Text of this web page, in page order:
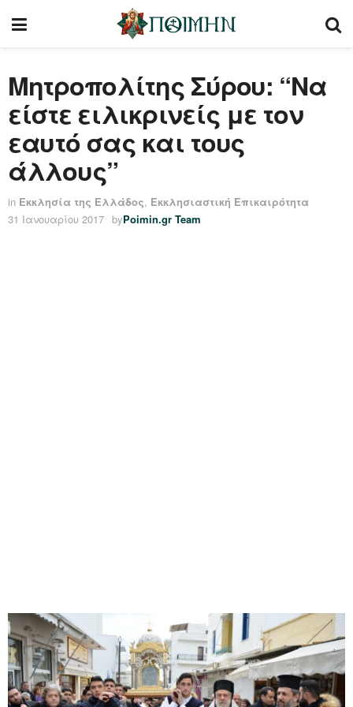
Μητροπολίτης Σύρου: “Να
είστε ειλικρινείς με τον
εαυτό σας και τους
άλλους”
in Εκκλησία της Ελλάδος, Εκκλησιαστική Επικαιρότητα
31 Ιανουαρίου 2017 byPoimin.gr Team